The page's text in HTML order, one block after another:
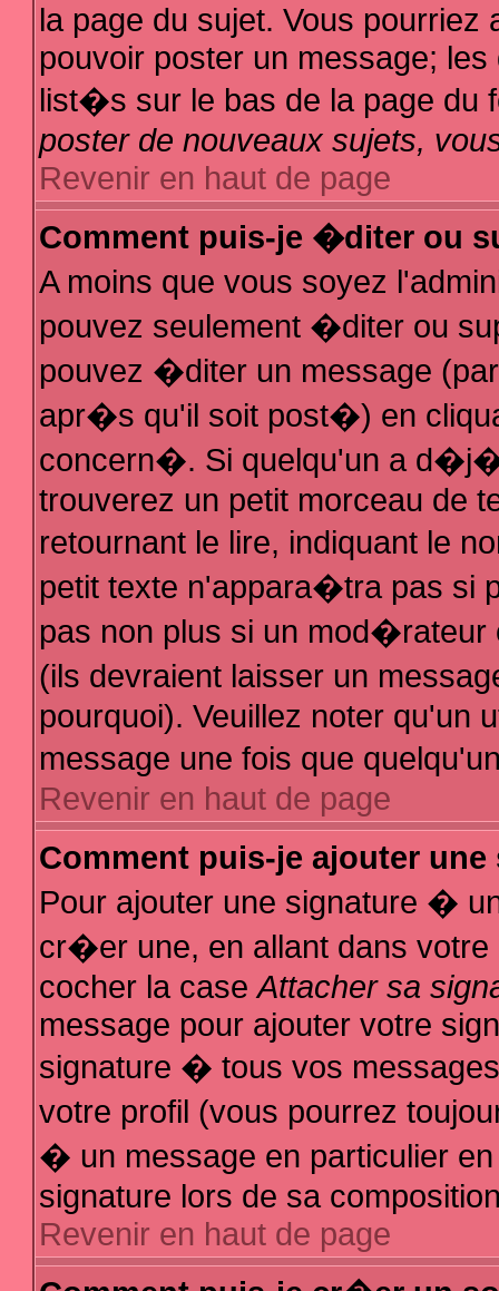
la page du sujet. Vous
pouvoir poster un message;
list�s sur le bas de la page du
poster de nouveaux sujets,
Revenir en haut de page
Comment puis-je �diter ou
A moins que vous soyez
pouvez seulement �diter ou
pouvez �diter un message
apr�s qu'il soit post�) en
concern�. Si quelqu'un a
trouverez un petit morceau de
retournant le lire, indiquant le
petit texte n'appara�tra pas si
pas non plus si un
(ils devraient laisser un
pourquoi). Veuillez noter qu'un
message une fois que
Revenir en haut de page
Comment puis-je ajouter
Pour ajouter une signature �
cr�er une, en allant dans
cocher la caseAttacher sa
message pour ajouter votre
signature � tous vos
votre profil (vous pourrez
� un message en particulier
signature lors de sa
Revenir en haut de page